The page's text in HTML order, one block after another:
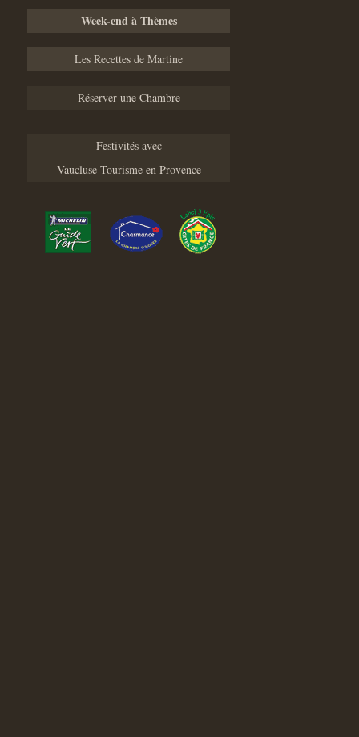
Week-end à Thèmes
Les Recettes de Martine
Réserver une Chambre
Festivités avec
Vaucluse Tourisme en Provence